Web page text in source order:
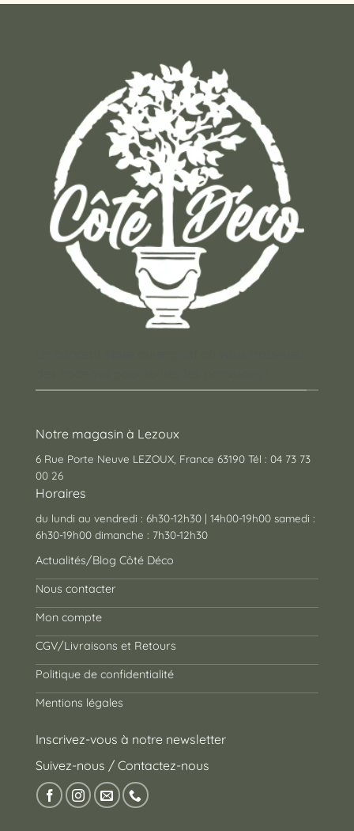
Notre magasin à Lezoux
6 Rue Porte Neuve LEZOUX, France 63190 Tél : 04 73 73
00 26
Horaires
du lundi au vendredi : 6h30-12h30 | 14h00-19h00 samedi :
6h30-19h00 dimanche : 7h30-12h30
Actualités/Blog Côté Déco
Nous contacter
Mon compte
CGV/Livraisons et Retours
Politique de confidentialité
Mentions légales
Inscrivez-vous à notre newsletter
Suivez-nous / Contactez-nous